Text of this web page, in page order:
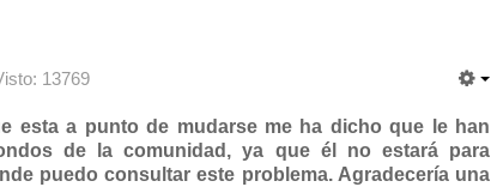
13769
esta a punto de mudarse me ha dicho que le han
de la comunidad, ya que él no estará para
puedo consultar este problema. Agradecería una